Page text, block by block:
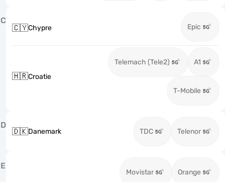
C
🇨🇾Chypre Epic
🇭🇷Croatie
Telemach (Tele2) A1
T-Mobile
D
🇩🇰Danemark TDC Telenor
E
Movistar Orange